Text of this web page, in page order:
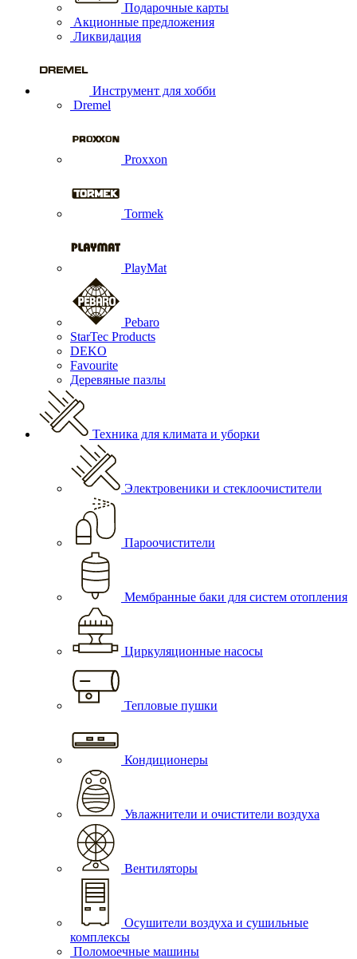
Подарочные карты
Акционные предложения
Ликвидация
Инструмент для хобби
Dremel
Proxxon
Tormek
PlayMat
Pebaro
StarTec Products
DEKO
Favourite
Деревяные пазлы
Техника для климата и уборки
Электровеники и стеклоочистители
Пароочистители
Мембранные баки для систем отопления
Циркуляционные насосы
Тепловые пушки
Кондиционеры
Увлажнители и очистители воздуха
Вентиляторы
Осушители воздуха и сушильные
комплексы
Поломоечные машины